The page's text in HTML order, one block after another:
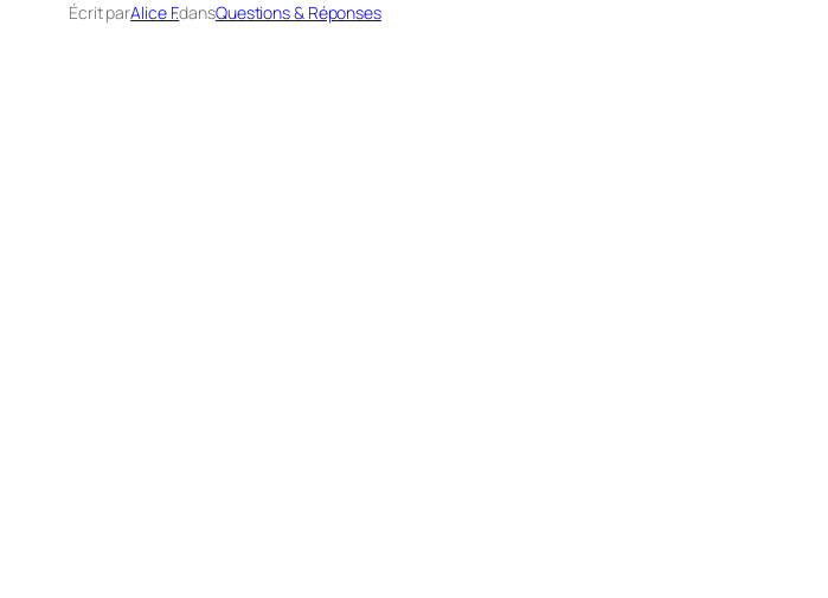
Écrit parAlice F.dansQuestions & Réponses